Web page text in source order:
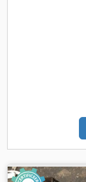
impuls Staat:
staat: Zeer goed
Voorbanden
Achterbanden
Achterbanden
Volt: 24V
Batterij type:
gekeurd, zonder
gebreken
certificaat, aan
batterij (04/2022)